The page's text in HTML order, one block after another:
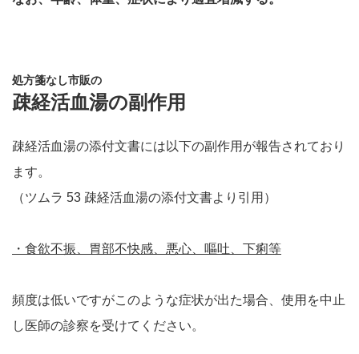
処方箋なし市販の
疎経活血湯の副作用
疎経活血湯の添付文書には以下の副作用が報告されており
ます。
（ツムラ 53 疎経活血湯の添付文書より引用）
・食欲不振、胃部不快感、悪心、嘔吐、下痢等
頻度は低いですがこのような症状が出た場合、使用を中止
し医師の診察を受けてください。